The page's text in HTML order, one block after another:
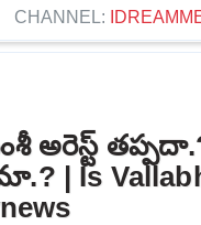
CHANNEL:
అరెస్ట్
| Is